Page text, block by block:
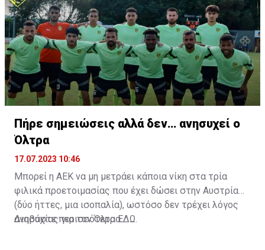
Πήρε σημειώσεις αλλά δεν… ανησυχεί ο
Όλτρα
17.07.2023 10:46
Μπορεί η ΑΕΚ να μη μετράει κάποια νίκη στα τρία
φιλικά προετοιμασίας που έχει δώσει στην Αυστρία
(δύο ήττες, μια ισοπαλία), ωστόσο δεν τρέχει λόγος
ανησυχίας για τον Όλτρα.
Διαβάστε περισσότεραΕΔΩ